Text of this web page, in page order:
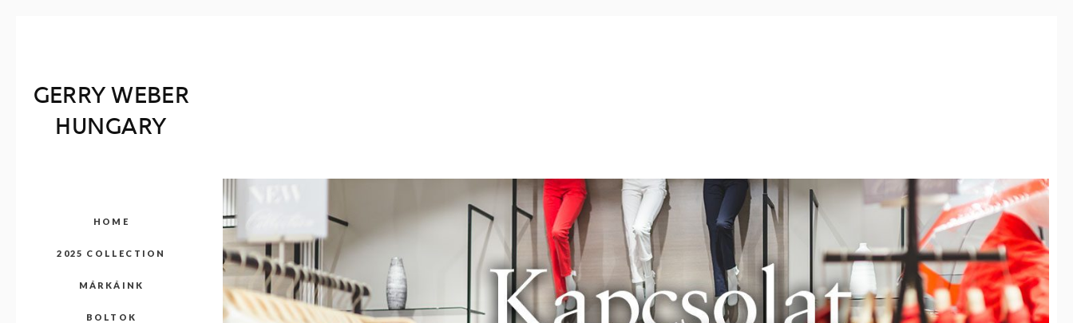
GERRY WEBER
HUNGARY
HOME
2025 COLLECTION
MÁRKÁINK
BOLTOK